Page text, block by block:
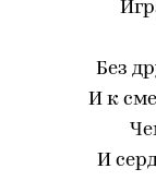
Без
И к
И